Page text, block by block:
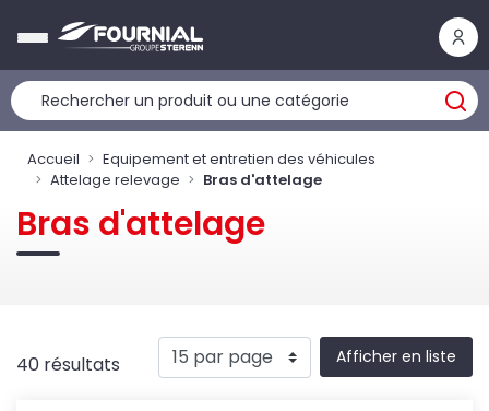
Accueil
Equipement et entretien des véhicules
Attelage relevage
Bras d'attelage
Bras d'attelage
40 résultats Afficher en liste